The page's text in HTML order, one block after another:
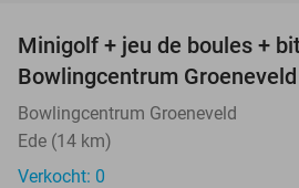
NEW
TODAY
Minigolf + jeu de boules +
Bowlingcentrum Groeneveld
Bowlingcentrum Groeneveld
Ede (14 km)
Verkocht: 0